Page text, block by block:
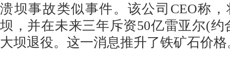
溃坝事故类似事件。该公司CEO称
坝，并在未来三年斥资50亿雷亚尔(约
大坝退役。这一消息推升了铁矿石价格